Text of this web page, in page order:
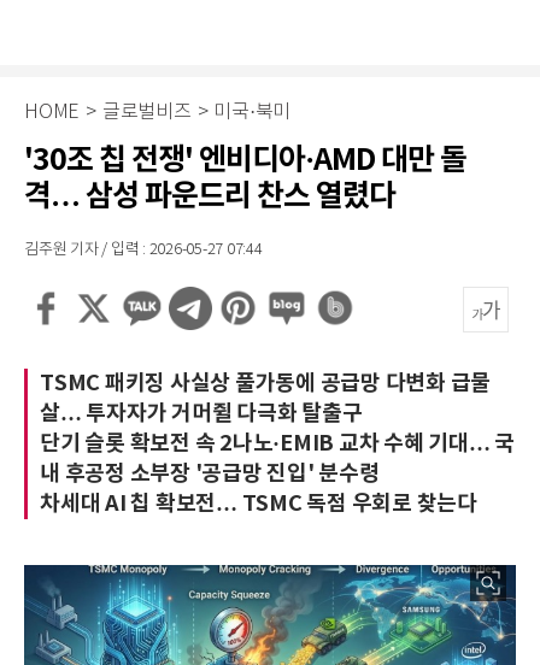
HOME > 글로벌비즈 > 미국·북미
'30조 칩 전쟁' 엔비디아·AMD 대만 돌
격… 삼성 파운드리 찬스 열렸다
김주원 기자 / 입력 : 2026-05-27 07:44
TSMC 패키징 사실상 풀가동에 공급망 다변화 급물
살… 투자자가 거머쥘 다극화 탈출구
단기 슬롯 확보전 속 2나노·EMIB 교차 수혜 기대… 국
내 후공정 소부장 '공급망 진입' 분수령
차세대 AI 칩 확보전… TSMC 독점 우회로 찾는다